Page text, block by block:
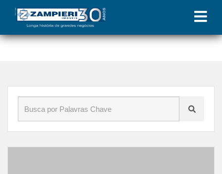
Início»Blog»covid-19